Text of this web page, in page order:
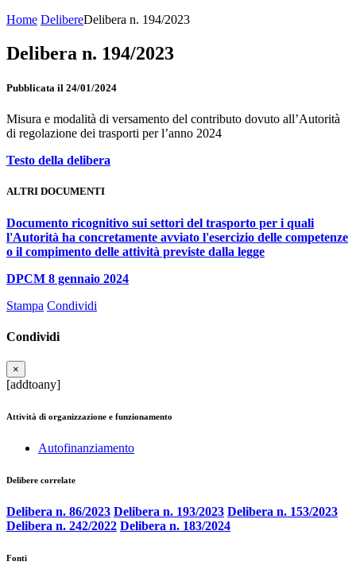
Home DelibereDelibera n. 194/2023
Delibera n. 194/2023
Pubblicata il 24/01/2024
Misura e modalità di versamento del contributo dovuto all’Autorità
di regolazione dei trasporti per l’anno 2024
Testo della delibera
ALTRI DOCUMENTI
Documento ricognitivo sui settori del trasporto per i quali
l'Autorità ha concretamente avviato l'esercizio delle competenze
o il compimento delle attività previste dalla legge
DPCM 8 gennaio 2024
Stampa Condividi
Condividi
×
[addtoany]
Attività di organizzazione e funzionamento
Autofinanziamento
Delibere correlate
Delibera n. 86/2023 Delibera n. 193/2023 Delibera n. 153/2023
Delibera n. 242/2022 Delibera n. 183/2024
Fonti